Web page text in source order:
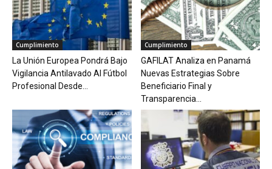
Cumplimiento
La Unión Europea Pondrá Bajo
Vigilancia Antilavado Al Fútbol
Profesional Desde...
Cumplimiento
GAFILAT Analiza en Panamá
Nuevas Estrategias Sobre
Beneficiario Final y
Transparencia...